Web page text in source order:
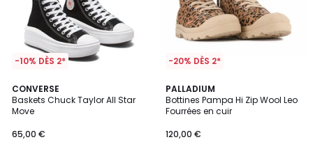
-10% DÈS 2*
CONVERSE
Baskets Chuck Taylor All Star
Move
65,00 €
5
/
5
-20% DÈS 2*
PALLADIUM
Bottines Pampa Hi Zip Wool Leo
Fourrées en cuir
120,00 €